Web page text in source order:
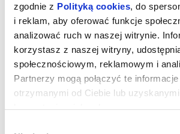
zgodnie z Polityką cookies , do
i reklam, aby oferować funkcje
analizować ruch w naszej witrynie.
korzystasz z naszej witryny,
społecznościowym, reklamowym i
Partnerzy mogą połączyć te
otrzymanymi od Ciebie lub
Młode matki
"Młode matki"
Belgia, Francja, 2025, 104 minuty
Akcja nowego filmu braci Dardenne